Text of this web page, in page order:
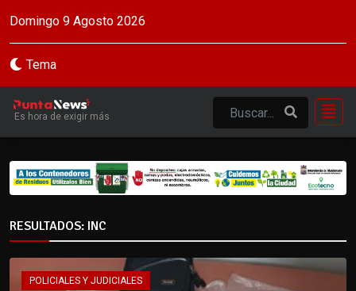
Domingo 9 Agosto 2026
Tema
Es hora de exigir más
RESULTADOS: INC
POLICIALES Y JUDICIALES